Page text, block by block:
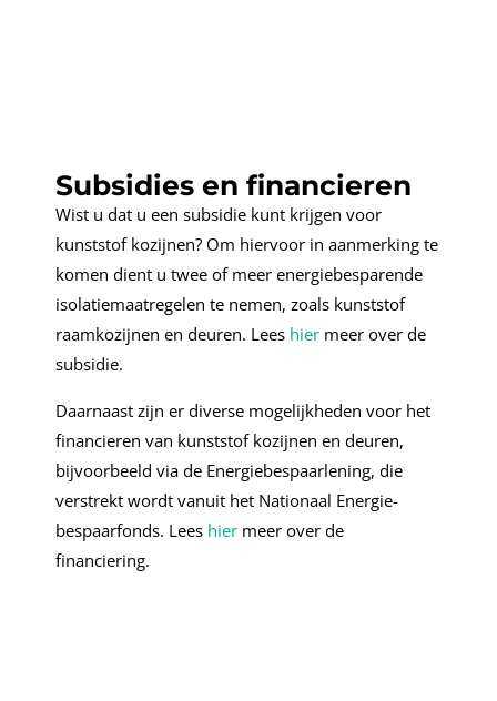
Subsidies en financieren
Wist u dat u een subsidie kunt krijgen voor
kunststof kozijnen? Om hiervoor in aanmerking te
komen dient u twee of meer energiebesparende
isolatiemaatregelen te nemen, zoals kunststof
raamkozijnen en deuren. Lees hier meer over de
subsidie.
Daarnaast zijn er diverse mogelijkheden voor het
financieren van kunststof kozijnen en deuren,
bijvoorbeeld via de Energiebespaarlening, die
verstrekt wordt vanuit het Nationaal Energie-
bespaarfonds. Lees hier meer over de
financiering.